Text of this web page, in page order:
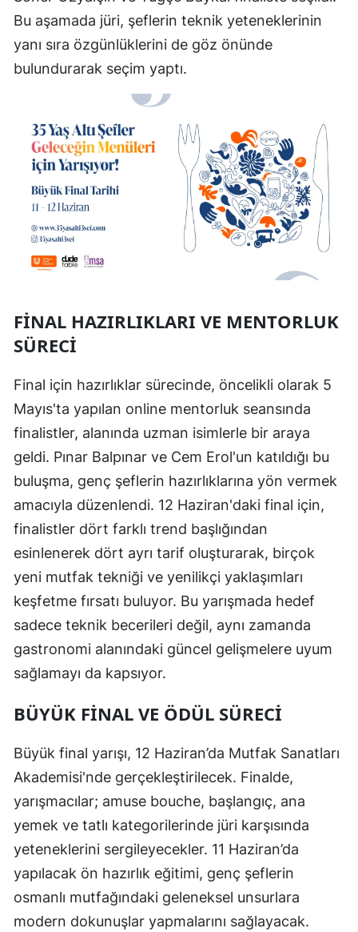
Bu aşamada jüri, şeflerin teknik yeteneklerinin
yanı sıra özgünlüklerini de göz önünde
bulundurarak seçim yaptı.
FINAL HAZIRLIKLARI VE MENTORLUK
SÜRECI
Final için hazırlıklar sürecinde, öncelikli olarak 5
Mayıs'ta yapılan online mentorluk seansında
finalistler, alanında uzman isimlerle bir araya
geldi. Pınar Balpınar ve Cem Erol'un katıldığı bu
buluşma, genç şeflerin hazırlıklarına yön vermek
amacıyla düzenlendi. 12 Haziran'daki final için,
finalistler dört farklı trend başlığından
esinlenerek dört ayrı tarif oluşturarak, birçok
yeni mutfak tekniği ve yenilikçi yaklaşımları
keşfetme fırsatı buluyor. Bu yarışmada hedef
sadece teknik becerileri değil, aynı zamanda
gastronomi alanındaki güncel gelişmelere uyum
sağlamayı da kapsıyor.
BÜYÜK FINAL VE ÖDÜL SÜRECI
Büyük final yarışı, 12 Haziran’da Mutfak Sanatları
Akademisi'nde gerçekleştirilecek. Finalde,
yarışmacılar; amuse bouche, başlangıç, ana
yemek ve tatlı kategorilerinde jüri karşısında
yeteneklerini sergileyecekler. 11 Haziran’da
yapılacak ön hazırlık eğitimi, genç şeflerin
osmanlı mutfağındaki geleneksel unsurlara
modern dokunuşlar yapmalarını sağlayacak.